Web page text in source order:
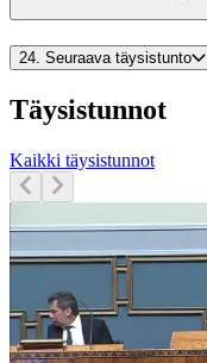
24. Seuraava täysistunto
Täysistunnot
Kaikki täysistunnot